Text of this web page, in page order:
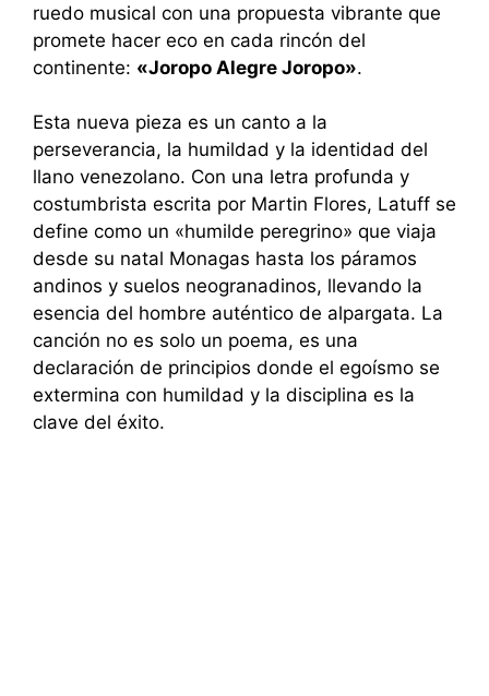
ruedo musical con una propuesta vibrante que
promete hacer eco en cada rincón del
continente: «Joropo Alegre Joropo».
Esta nueva pieza es un canto a la
perseverancia, la humildad y la identidad del
llano venezolano. Con una letra profunda y
costumbrista escrita por Martin Flores, Latuff se
define como un «humilde peregrino» que viaja
desde su natal Monagas hasta los páramos
andinos y suelos neogranadinos, llevando la
esencia del hombre auténtico de alpargata. La
canción no es solo un poema, es una
declaración de principios donde el egoísmo se
extermina con humildad y la disciplina es la
clave del éxito.